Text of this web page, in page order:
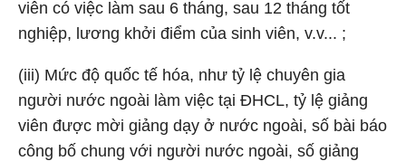
viên có việc làm sau 6 tháng, sau 12 tháng tốt
nghiệp, lương khởi điểm của sinh viên, v.v... ;
(iii) Mức độ quốc tế hóa, như tỷ lệ chuyên gia
người nước ngoài làm việc tại ĐHCL, tỷ lệ giảng
viên được mời giảng dạy ở nước ngoài, số bài báo
công bố chung với người nước ngoài, số giảng